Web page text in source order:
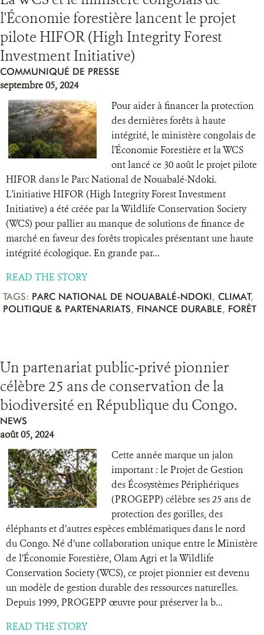
RESSOURCES
DONATE
l'Économie forestière lancent le projet
pilote HIFOR (High Integrity Forest
Investment Initiative)
COMMUNIQUÉ DE PRESSE
septembre 05, 2024
Pour aider à financer la protection
des dernières forêts à haute
intégrité, le ministère congolais de
l'Économie Forestière et la WCS
ont lancé ce 30 août le projet pilote
HIFOR dans le Parc National de Nouabalé-Ndoki.
L'initiative HIFOR (High Integrity Forest Investment
Initiative) a été créée par la Wildlife Conservation Society
(WCS) pour pallier au manque de solutions de finance de
marché en faveur des forêts tropicales présentant une haute
intégrité écologique. En grande par...
READ THE STORY
TAGS: PARC NATIONAL DE NOUABALÉ-NDOKI, CLIMAT,
POLITIQUE & PARTENARIATS, FINANCE DURABLE, FORÊT
Un partenariat public-privé pionnier
célèbre 25 ans de conservation de la
biodiversité en République du Congo.
NEWS
août 05, 2024
Cette année marque un jalon
important : le Projet de Gestion
des Écosystèmes Périphériques
(PROGEPP) célèbre ses 25 ans de
protection des gorilles, des
éléphants et d’autres espèces emblématiques dans le nord
du Congo. Né d’une collaboration unique entre le Ministère
de l’Économie Forestière, Olam Agri et la Wildlife
Conservation Society (WCS), ce projet pionnier est devenu
un modèle de gestion durable des ressources naturelles.
Depuis 1999, PROGEPP œuvre pour préserver la b...
READ THE STORY